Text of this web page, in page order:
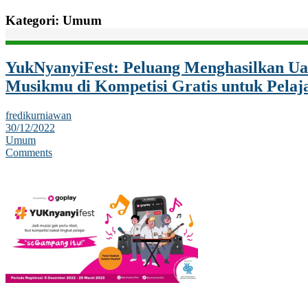
Kategori: Umum
YukNyanyiFest: Peluang Menghasilkan
Musikmu di Kompetisi Gratis untuk
fredikurniawan
30/12/2022
Umum
Comments